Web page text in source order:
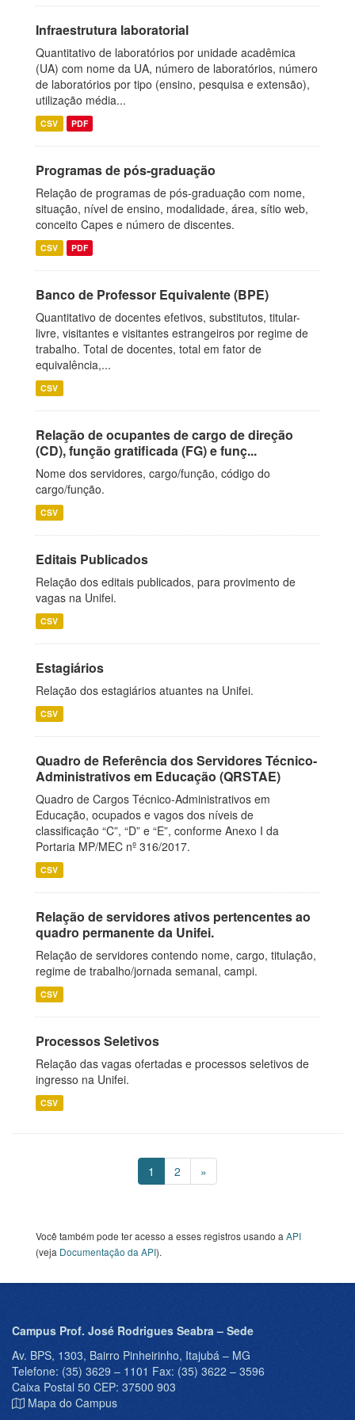
Infraestrutura laboratorial
Quantitativo de laboratórios por unidade acadêmica
(UA) com nome da UA, número de laboratórios, número
de laboratórios por tipo (ensino, pesquisa e extensão),
utilização média...
CSV PDF
Programas de pós-graduação
Relação de programas de pós-graduação com nome,
situação, nível de ensino, modalidade, área, sítio web,
conceito Capes e número de discentes.
CSV PDF
Banco de Professor Equivalente (BPE)
Quantitativo de docentes efetivos, substitutos, titular-
livre, visitantes e visitantes estrangeiros por regime de
trabalho. Total de docentes, total em fator de
equivalência,...
CSV
Relação de ocupantes de cargo de direção
(CD), função gratificada (FG) e funç...
Nome dos servidores, cargo/função, código do
cargo/função.
CSV
Editais Publicados
Relação dos editais publicados, para provimento de
vagas na Unifei.
CSV
Estagiários
Relação dos estagiários atuantes na Unifei.
CSV
Quadro de Referência dos Servidores Técnico-
Administrativos em Educação (QRSTAE)
Quadro de Cargos Técnico-Administrativos em
Educação, ocupados e vagos dos níveis de
classificação “C”, “D” e “E”, conforme Anexo I da
Portaria MP/MEC nº 316/2017.
CSV
Relação de servidores ativos pertencentes ao
quadro permanente da Unifei.
Relação de servidores contendo nome, cargo, titulação,
regime de trabalho/jornada semanal, campi.
CSV
Processos Seletivos
Relação das vagas ofertadas e processos seletivos de
ingresso na Unifei.
CSV
1 2 »
Você também pode ter acesso a esses registros usando a API
(veja Documentação da API).
Campus Prof. José Rodrigues Seabra – Sede
Av. BPS, 1303, Bairro Pinheirinho, Itajubá – MG
Telefone: (35) 3629 – 1101 Fax: (35) 3622 – 3596
Caixa Postal 50 CEP: 37500 903
Mapa do Campus